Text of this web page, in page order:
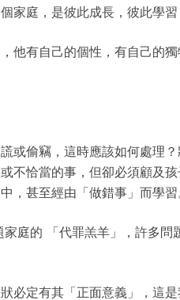
家庭，是彼此成長，彼此學
他有自己的個性，有自己的
或偷竊，這時應該如何處理
不恰當的事，但卻必須顧及
，甚至經由「做錯事」而學習
庭的 「代罪羔羊」，許多
必定有其「正面意義」，這